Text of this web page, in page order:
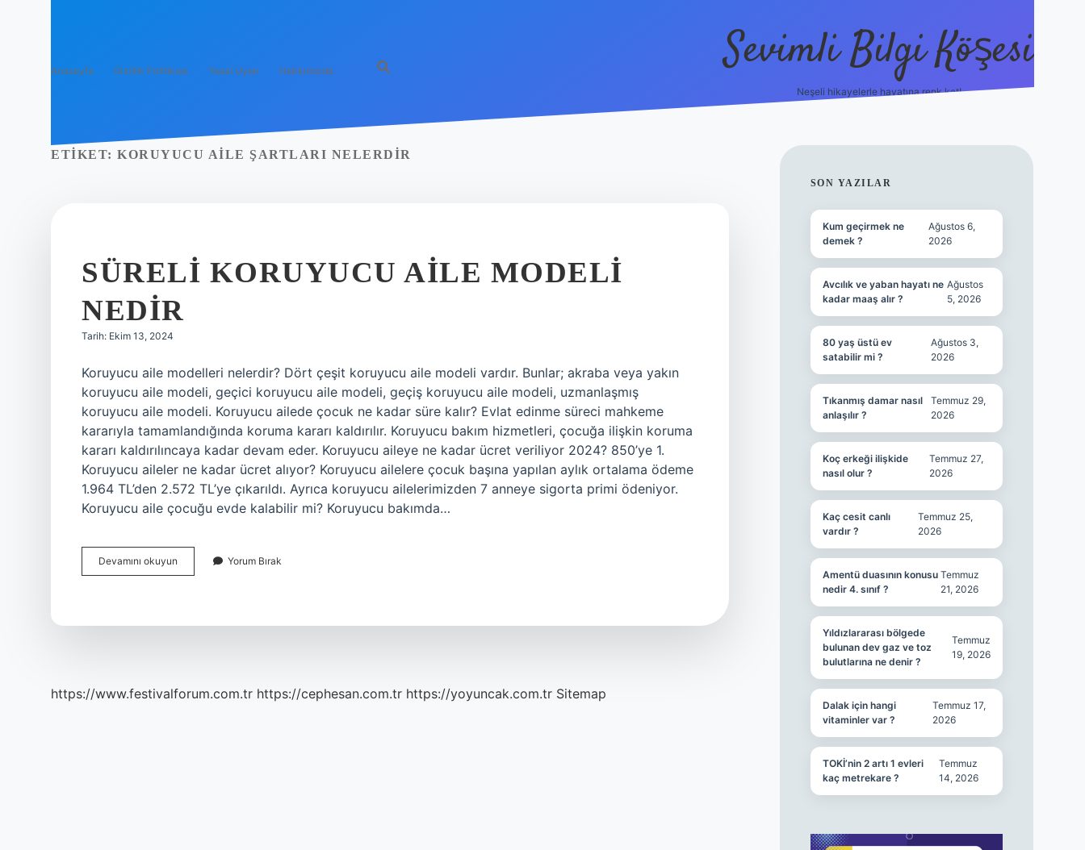
Anasayfa Gizlilik Politikası Yasal Uyarı Hakkımızda Sevimli Bilgi Köşesi
Neşeli hikayelerle hayatına renk kat!
ETIKET: KORUYUCU AILE ŞARTLARI NELERDIR
SÜRELI KORUYUCU AILE MODELI
NEDIR
Tarih: Ekim 13, 2024
Koruyucu aile modelleri nelerdir? Dört çeşit koruyucu aile modeli vardır. Bunlar; akraba veya yakın
koruyucu aile modeli, geçici koruyucu aile modeli, geçiş koruyucu aile modeli, uzmanlaşmış
koruyucu aile modeli. Koruyucu ailede çocuk ne kadar süre kalır? Evlat edinme süreci mahkeme
kararıyla tamamlandığında koruma kararı kaldırılır. Koruyucu bakım hizmetleri, çocuğa ilişkin koruma
kararı kaldırılıncaya kadar devam eder. Koruyucu aileye ne kadar ücret veriliyor 2024? 850’ye 1.
Koruyucu aileler ne kadar ücret alıyor? Koruyucu ailelere çocuk başına yapılan aylık ortalama ödeme
1.964 TL’den 2.572 TL’ye çıkarıldı. Ayrıca koruyucu ailelerimizden 7 anneye sigorta primi ödeniyor.
Koruyucu aile çocuğu evde kalabilir mi? Koruyucu bakımda…
Devamını okuyun
Koruyucu
Yorum Bırak
https://www.festivalforum.com.tr https://cephesan.com.tr https://yoyuncak.com.tr Sitemap
SIDEBAR
SON YAZILAR
Kum geçirmek ne
demek ?
Ağustos 6,
2026
Avcılık ve yaban hayatı ne
kadar maaş alır ?
Ağustos
5, 2026
80 yaş üstü ev
satabilir mi ?
Ağustos 3,
2026
Tıkanmış damar nasıl
anlaşılır ?
Temmuz 29,
2026
Koç erkeği ilişkide
nasıl olur ?
Temmuz 27,
2026
Kaç cesit canlı
vardır ?
Temmuz 25,
2026
Amentü duasının konusu
nedir 4. sınıf ?
Temmuz
21, 2026
Yıldızlararası bölgede
bulunan dev gaz ve toz
bulutlarına ne denir ?
Temmuz
19, 2026
Dalak için hangi
vitaminler var ?
Temmuz 17,
2026
TOKİ’nin 2 artı 1 evleri
kaç metrekare ?
Temmuz
14, 2026
hiltonbet güncel giriş